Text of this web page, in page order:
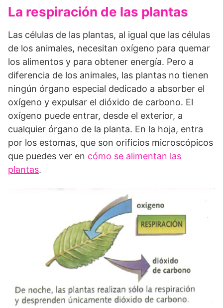
La respiración de las plantas
Las células de las plantas, al igual que las células
de los animales, necesitan oxígeno para quemar
los alimentos y para obtener energía. Pero a
diferencia de los animales, las plantas no tienen
ningún órgano especial dedicado a absorber el
oxígeno y expulsar el dióxido de carbono. El
oxígeno puede entrar, desde el exterior, a
cualquier órgano de la planta. En la hoja, entra
por los estomas, que son orificios microscópicos
que puedes ver en cómo se alimentan las
plantas.